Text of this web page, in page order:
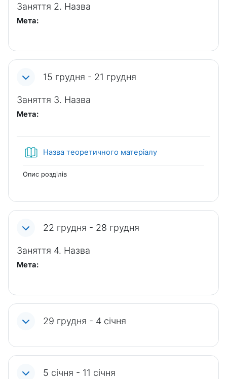
Заняття 2. Назва
Мета:
15 грудня - 21 грудня
Заняття 3. Назва
Мета:
Назва теоретичного матеріалуКнига
Опис розділів
22 грудня - 28 грудня
Заняття 4. Назва
Мета:
29 грудня - 4 січня
5 січня - 11 січня